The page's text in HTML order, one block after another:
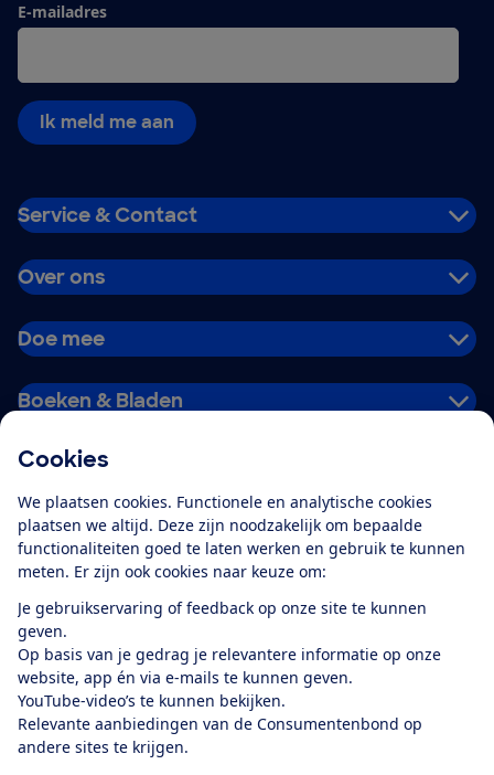
Cookies
We plaatsen cookies. Functionele en analytische cookies
plaatsen we altijd. Deze zijn noodzakelijk om bepaalde
functionaliteiten goed te laten werken en gebruik te kunnen
meten. Er zijn ook cookies naar keuze om:
Je gebruikservaring of feedback op onze site te kunnen
geven.
Op basis van je gedrag je relevantere informatie op onze
website, app én via e-mails te kunnen geven.
YouTube-video’s te kunnen bekijken.
Relevante aanbiedingen van de Consumentenbond op
andere sites te krijgen.
E-mailadres
Ik meld me aan
Service & Contact
Over ons
Doe mee
Boeken & Bladen
Alles over de
app
Algemene Voorwaarden
Privacyverklaring
Cookiebeleid
Privacyvoorkeuren
Toegankelijkheid